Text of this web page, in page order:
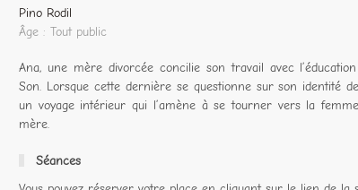
Pino Rodil
Âge : Tout public
Ana, une mère divorcée concilie son travail avec
Son. Lorsque cette dernière se questionne sur son identité
un voyage intérieur qui l’amène à se tourner vers la
mère.
Séances